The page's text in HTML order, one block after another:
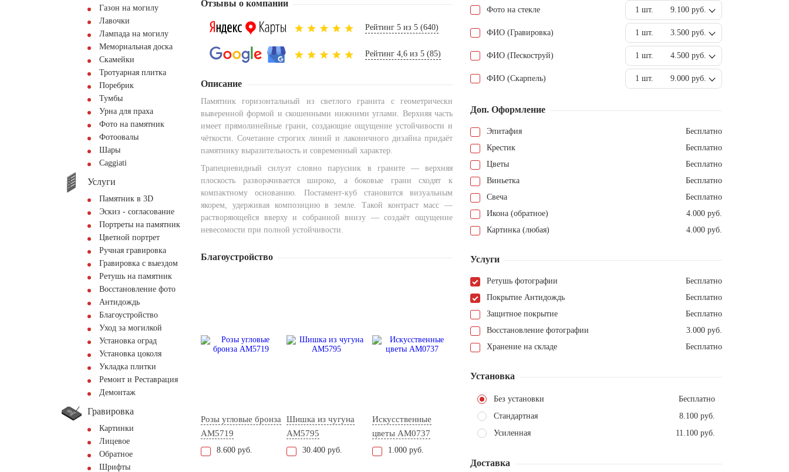
Газон на могилу
Лавочки
Лампада на могилу
Мемориальная доска
Скамейки
Тротуарная плитка
Поребрик
Тумбы
Урна для праха
Фото на памятник
Фотоовалы
Шары
Сaggiati
Услуги
Памятник в 3D
Эскиз - согласование
Портреты на памятник
Цветной портрет
Ручная гравировка
Гравировка с выездом
Ретушь на памятник
Восстановление фото
Антидождь
Благоустройство
Уход за могилкой
Установка оград
Установка цоколя
Укладка плитки
Ремонт и Реставрация
Демонтаж
Гравировка
Картинки
Лицевое
Обратное
Шрифты
Отзывы о компании
Рейтинг 5 из 5 (640)
Рейтинг 4,6 из 5 (85)
Описание
Памятник горизонтальный из светлого гранита с геометрически
выверенной формой и скошенными нижними углами. Верхняя часть
имеет прямолинейные грани, создающие ощущение устойчивости и
чёткости. Сочетание строгих линий и лаконичного дизайна придаёт
памятнику выразительность и современный характер.
Трапециевидный силуэт словно парусник в граните — верхняя
плоскость разворачивается широко, а боковые грани сходят к
компактному основанию. Постамент-куб становится визуальным
якорем, удерживая композицию в земле. Такой контраст масс —
растворяющейся вверху и собранной внизу — создаёт ощущение
невесомости при полной устойчивости.
Благоустройство
Розы угловые бронза
AM5719
8.600 руб.
Шишка из чугуна
AM5795
30.400 руб.
Искусственные
цветы AM0737
1.000 руб.
Фото на стекле 1 шт. 9.100 руб.
ФИО (Гравировка) 1 шт. 3.500 руб.
ФИО (Пескоструй) 1 шт. 4.500 руб.
ФИО (Скарпель) 1 шт. 9.000 руб.
Доп. Оформление
Эпитафия
Бесплатно
Крестик
Бесплатно
Цветы
Бесплатно
Виньетка
Бесплатно
Свеча
Бесплатно
Икона (обратное)
4.000 руб.
Картинка (любая)
4.000 руб.
Услуги
Ретушь фотографии
Бесплатно
Покрытие Антидождь
Бесплатно
Защитное покрытие
Бесплатно
Восстановление фотографии
3.000 руб.
Хранение на складе
Бесплатно
Установка
Без установки
Бесплатно
Стандартная
8.100 руб.
Усиленная
11.100 руб.
Доставка